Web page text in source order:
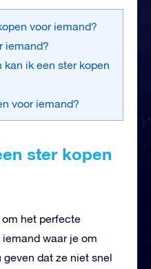
voor iemand?
iemand?
kan ik een ster kopen
voor iemand?
ster kopen
het perfecte
waar je om
dat ze niet snel